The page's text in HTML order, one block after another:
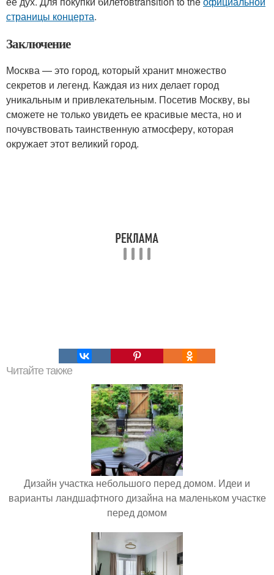
страницы концерта.
Заключение
Москва — это город, который хранит множество
секретов и легенд. Каждая из них делает город
уникальным и привлекательным. Посетив Москву, вы
сможете не только увидеть ее красивые места, но и
почувствовать таинственную атмосферу, которая
окружает этот великий город.
Читайте также
Дизайн участка небольшого перед домом. Идеи и
варианты ландшафтного дизайна на маленьком участке
перед домом